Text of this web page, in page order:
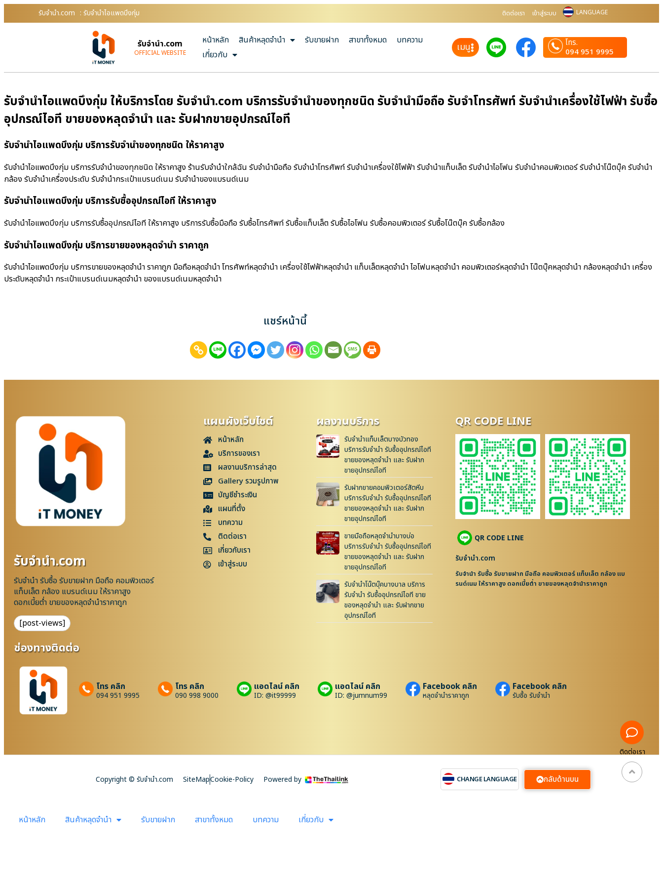
รับจํานํา.com : รับจำนำไอแพดบึงกุ่ม ติดต่อเรา เข้าสู่ระบบ LANGUAGE
รับจํานํา.com
OFFICIAL WEBSITE
หน้าหลัก สินค้าหลุดจำนำ รับขายฝาก สาขาทั้งหมด
บทความ
เกี่ยวกับ
เมนู
โทร.
094 951 9995
รับจำนำไอแพดบึงกุ่ม ให้บริการโดย รับจํานํา.com บริการรับจำนำของทุกชนิด รับจำนำมือถือ รับจำโทรศัพท์ รับจำนำเครื่องใช้ไฟฟ้า รับซื้อ
อุปกรณ์ไอที ขายของหลุดจำนำ และ รับฝากขายอุปกรณ์ไอที
รับจำนำไอแพดบึงกุ่ม บริการรับจำนำของทุกชนิด ให้ราคาสูง
รับจำนำไอแพดบึงกุ่ม บริการรับจำนำของทุกชนิด ให้ราคาสูง ร้านรับจํานําใกล้ฉัน รับจำนำมือถือ รับจำนำโทรศัพท์ รับจำนำเครื่องใช้ไฟฟ้า รับจำนำแท็บเล็ต รับจำนำไอโฟน รับจำนำคอมพิวเตอร์ รับจำนำโน๊ตบุ๊ค รับจำนำ
กล้อง รับจำนำเครื่องประดับ รับจำนำกระเป๋าแบรนด์เนม รับจำนำของแบรนด์เนม
รับจำนำไอแพดบึงกุ่ม บริการรับซื้ออุปกรณ์ไอที ให้ราคาสูง
รับจำนำไอแพดบึงกุ่ม บริการรับซื้ออุปกรณ์ไอที ให้ราคาสูง บริการรับซื้อมือถือ รับซื้อโทรศัพท์ รับซื้อแท็บเล็ต รับซื้อไอโฟน รับซื้อคอมพิวเตอร์ รับซื้อโน๊ตบุ๊ค รับซื้อกล้อง
รับจำนำไอแพดบึงกุ่ม บริการขายของหลุดจำนำ ราคาถูก
รับจำนำไอแพดบึงกุ่ม บริการขายของหลุดจำนำ ราคาถูก มือถือหลุดจำนำ โทรศัพท์หลุดจำนำ เครื่องใช้ไฟฟ้าหลุดจำนำ แท็บเล็ตหลุดจำนำ ไอโฟนหลุดจำนำ คอมพิวเตอร์หลุดจำนำ โน๊ตบุ๊คหลุดจำนำ กล้องหลุดจำนำ เครื่อง
ประดับหลุดจำนำ กระเป๋าแบรนด์เนมหลุดจำนำ ของแบรนด์เนมหลุดจำนำ
แชร์หน้านี้
รับจํานํา.com
รับจำนำ รับซื้อ รับขายฝาก มือถือ คอมพิวเตอร์
แท็บเล็ต กล้อง แบรนด์เนม ให้ราคาสูง
ดอกเบี้ยต่ำ ขายของหลุดจำนำราคาถูก
[post-views]
แผนผังเว็บไซต์
หน้าหลัก
บริการของเรา
ผลงานบริการล่าสุด
Gallery รวมรูปภาพ
บัญชีชำระเงิน
แผนที่ตั้ง
บทความ
ติดต่อเรา
เกี่ยวกับเรา
เข้าสู่ระบบ
ผลงานบริการ
รับจำนำแท็บเล็ตบางบัวทอง
บริการรับจำนำ รับซื้ออุปกรณ์ไอที
ขายของหลุดจำนำ และ รับฝาก
ขายอุปกรณ์ไอที
รับฝากขายคอมพิวเตอร์สัตหีบ
บริการรับจำนำ รับซื้ออุปกรณ์ไอที
ขายของหลุดจำนำ และ รับฝาก
ขายอุปกรณ์ไอที
ขายมือถือหลุดจำนำบางบ่อ
บริการรับจำนำ รับซื้ออุปกรณ์ไอที
ขายของหลุดจำนำ และ รับฝาก
ขายอุปกรณ์ไอที
รับจำนำโน๊ตบุ๊คบางบาล บริการ
รับจำนำ รับซื้ออุปกรณ์ไอที ขาย
ของหลุดจำนำ และ รับฝากขาย
อุปกรณ์ไอที
QR CODE LINE
QR CODE LINE
รับจํานํา.com
รับจำนำ รับซื้อ รับขายฝาก มือถือ คอมพิวเตอร์ แท็บเล็ต กล้อง แบ
รนด์เนม ให้ราคาสูง ดอกเบี้ยต่ำ ขายของหลุดจำนำราคาถูก
ช่องทางติดต่อ
โทร คลิก
094 951 9995
โทร คลิก
090 998 9000
แอดไลน์ คลิก
ID: @it99999
แอดไลน์ คลิก
ID: @jumnum99
Facebook คลิก
หลุดจำนำราคาถูก
Facebook คลิก
รับซื้อ รับจำนำ
Copyright © รับจํานํา.com SiteMapCookie-Policy Powered by CHANGE LANGUAGE กลับด้านบน
ติดต่อเรา
หน้าหลัก สินค้าหลุดจำนำ รับขายฝาก สาขาทั้งหมด บทความ เกี่ยวกับ